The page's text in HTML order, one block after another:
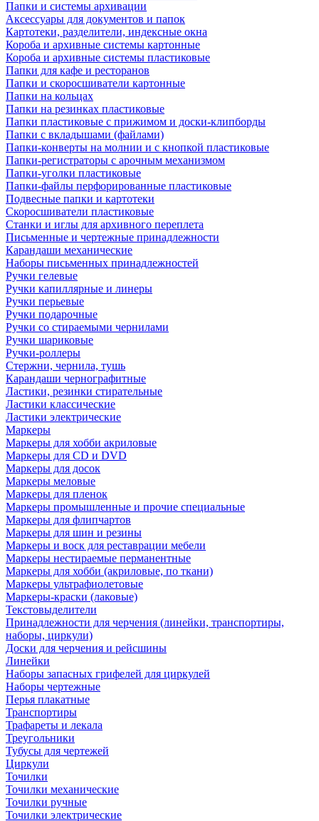
Папки и системы архивации
Аксессуары для документов и папок
Картотеки, разделители, индексные окна
Короба и архивные системы картонные
Короба и архивные системы пластиковые
Папки для кафе и ресторанов
Папки и скоросшиватели картонные
Папки на кольцах
Папки на резинках пластиковые
Папки пластиковые с прижимом и доски-клипборды
Папки с вкладышами (файлами)
Папки-конверты на молнии и с кнопкой пластиковые
Папки-регистраторы с арочным механизмом
Папки-уголки пластиковые
Папки-файлы перфорированные пластиковые
Подвесные папки и картотеки
Скоросшиватели пластиковые
Станки и иглы для архивного переплета
Письменные и чертежные принадлежности
Карандаши механические
Наборы письменных принадлежностей
Ручки гелевые
Ручки капиллярные и линеры
Ручки перьевые
Ручки подарочные
Ручки со стираемыми чернилами
Ручки шариковые
Ручки-роллеры
Стержни, чернила, тушь
Карандаши чернографитные
Ластики, резинки стирательные
Ластики классические
Ластики электрические
Маркеры
Маркеры для хобби акриловые
Маркеры для CD и DVD
Маркеры для досок
Маркеры меловые
Маркеры для пленок
Маркеры промышленные и прочие специальные
Маркеры для флипчартов
Маркеры для шин и резины
Маркеры и воск для реставрации мебели
Маркеры нестираемые перманентные
Маркеры для хобби (акриловые, по ткани)
Маркеры ультрафиолетовые
Маркеры-краски (лаковые)
Текстовыделители
Принадлежности для черчения (линейки, транспортиры,
наборы, циркули)
Доски для черчения и рейсшины
Линейки
Наборы запасных грифелей для циркулей
Наборы чертежные
Перья плакатные
Транспортиры
Трафареты и лекала
Треугольники
Тубусы для чертежей
Циркули
Точилки
Точилки механические
Точилки ручные
Точилки электрические